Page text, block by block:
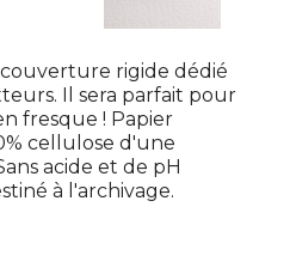
rigide dédié
Il sera parfait pour
fresque ! Papier
cellulose d'une
acide et de pH
à l'archivage.